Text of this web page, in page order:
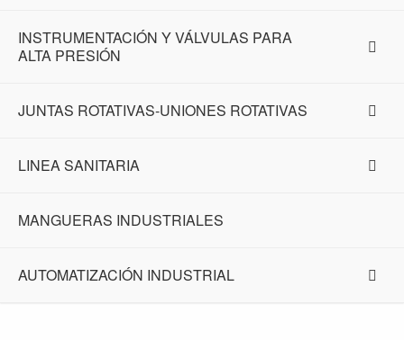
INSTRUMENTACIÓN Y VÁLVULAS PARA
ALTA PRESIÓN
JUNTAS ROTATIVAS-UNIONES ROTATIVAS
LINEA SANITARIA
MANGUERAS INDUSTRIALES
AUTOMATIZACIÓN INDUSTRIAL